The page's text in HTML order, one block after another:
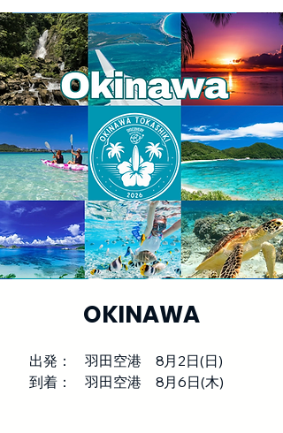
OKINAWA
出発： 羽田空港 8月2日(日)
到着： 羽田空港 8月6日(木)